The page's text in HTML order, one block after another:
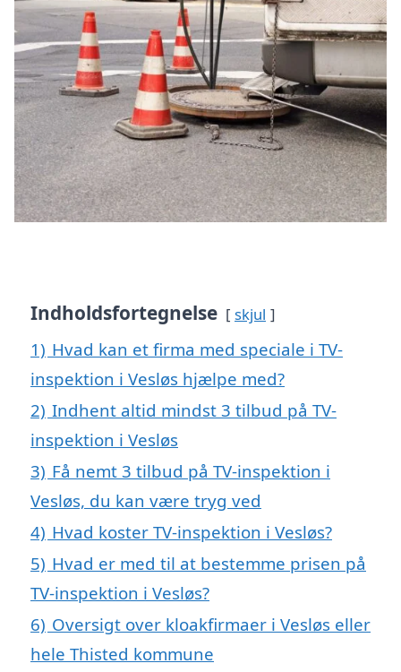
Indholdsfortegnelse skjul
1) Hvad kan et firma med speciale i TV-
inspektion i Vesløs hjælpe med?
2) Indhent altid mindst 3 tilbud på TV-
inspektion i Vesløs
3) Få nemt 3 tilbud på TV-inspektion i
Vesløs, du kan være tryg ved
4) Hvad koster TV-inspektion i Vesløs?
5) Hvad er med til at bestemme prisen på
TV-inspektion i Vesløs?
6) Oversigt over kloakfirmaer i Vesløs eller
hele Thisted kommune